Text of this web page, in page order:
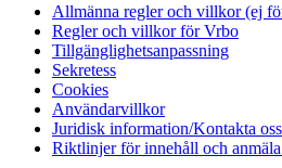
Allmänna regler och villkor (ej
Regler och villkor för Vrbo
Tillgänglighetsanpassning
Sekretess
Cookies
Användarvillkor
Juridisk information/Kontakta oss
Riktlinjer för innehåll och